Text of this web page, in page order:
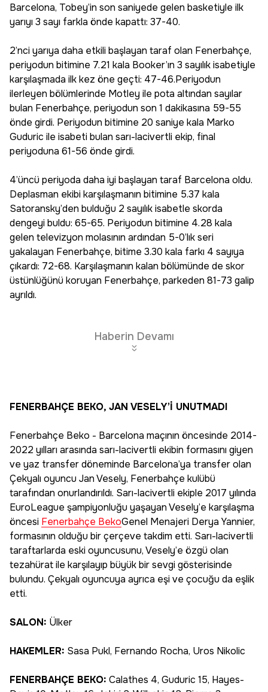
Barcelona, Tobey’in son saniyede gelen basketiyle ilk
yarıyı 3 sayı farkla önde kapattı: 37-40.
2’nci yarıya daha etkili başlayan taraf olan Fenerbahçe,
periyodun bitimine 7.21 kala Booker’ın 3 sayılık isabetiyle
karşılaşmada ilk kez öne geçti: 47-46.Periyodun
ilerleyen bölümlerinde Motley ile pota altından sayılar
bulan Fenerbahçe, periyodun son 1 dakikasına 59-55
önde girdi. Periyodun bitimine 20 saniye kala Marko
Guduric ile isabeti bulan sarı-lacivertli ekip, final
periyoduna 61-56 önde girdi.
4’üncü periyoda daha iyi başlayan taraf Barcelona oldu.
Deplasman ekibi karşılaşmanın bitimine 5.37 kala
Satoransky’den bulduğu 2 sayılık isabetle skorda
dengeyi buldu: 65-65. Periyodun bitimine 4.28 kala
gelen televizyon molasının ardından 5-0’lık seri
yakalayan Fenerbahçe, bitime 3.30 kala farkı 4 sayıya
çıkardı: 72-68. Karşılaşmanın kalan bölümünde de skor
üstünlüğünü koruyan Fenerbahçe, parkeden 81-73 galip
ayrıldı.
Haberin Devamı
FENERBAHÇE BEKO, JAN VESELY’İ UNUTMADI
Fenerbahçe Beko - Barcelona maçının öncesinde 2014-
2022 yılları arasında sarı-lacivertli ekibin formasını giyen
ve yaz transfer döneminde Barcelona’ya transfer olan
Çekyalı oyuncu Jan Vesely, Fenerbahçe kulübü
tarafından onurlandırıldı. Sarı-lacivertli ekiple 2017 yılında
EuroLeague şampiyonluğu yaşayan Vesely’e karşılaşma
öncesi Fenerbahçe BekoGenel Menajeri Derya Yannier,
formasının olduğu bir çerçeve takdim etti. Sarı-lacivertli
taraftarlarda eski oyuncusunu, Vesely’e özgü olan
tezahürat ile karşılayıp büyük bir sevgi gösterisinde
bulundu. Çekyalı oyuncuya ayrıca eşi ve çocuğu da eşlik
etti.
SALON: Ülker
HAKEMLER: Sasa Pukl, Fernando Rocha, Uros Nikolic
FENERBAHÇE BEKO: Calathes 4, Guduric 15, Hayes-